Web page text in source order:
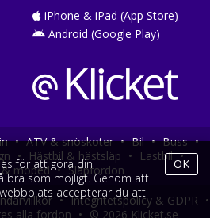
iPhone & iPad (App Store)
Android (Google Play)
• ATV & snöskoter • Bil • Buss •
• Hästbil & hästsläp • Lastbil •
moped • Släpfordon
• Integritetspolicy & GDPR •
alla fordon • © 2026 Klicket.se
för att göra din
bra som möjligt. Genom att
accepterar du att
OK